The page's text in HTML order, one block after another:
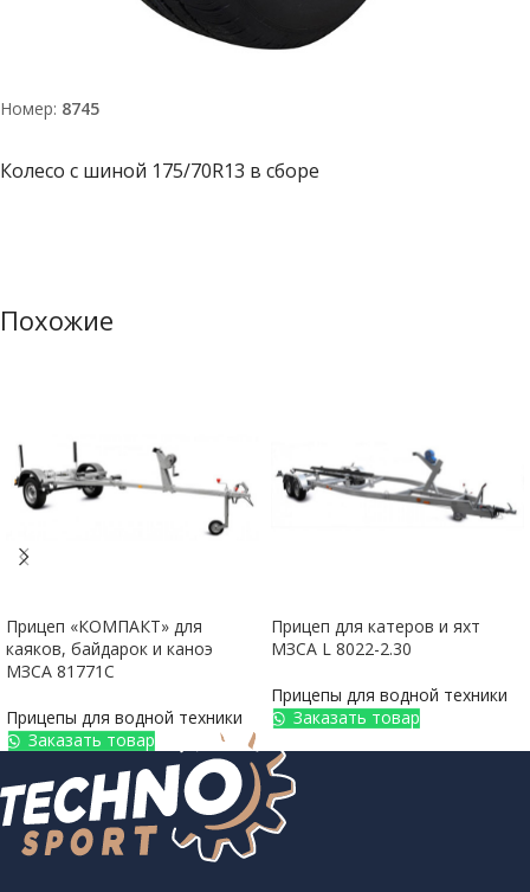
Номер: 8745
Колесо с шиной 175/70R13 в сборе
Похожие
Прицеп «КОМПАКТ» для
каяков, байдарок и каноэ
МЗСА 81771С
Прицепы для водной техники
Заказать товар
Прицеп для катеров и яхт
МЗСА L 8022-2.30
Прицепы для водной техники
Заказать товар